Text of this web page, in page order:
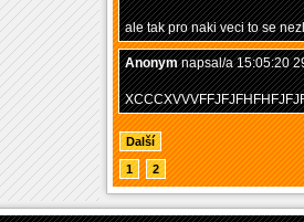
ale tak pro naki veci to se
Anonymnapsal/a 15:05:20
Další
1 2